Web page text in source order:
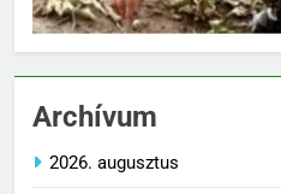
Archívum
2026. augusztus